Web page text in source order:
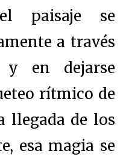
paisaje se
a través
en dejarse
rítmico de
llegada de los
esa magia se